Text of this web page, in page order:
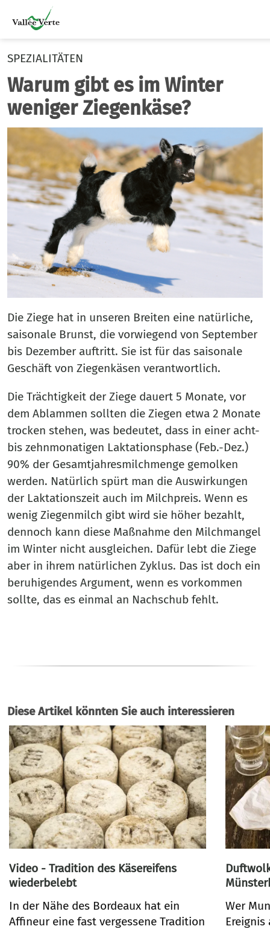
SPEZIALITÄTEN
Warum gibt es im Winter
weniger Ziegenkäse?
Die Ziege hat in unseren Breiten eine natürliche,
saisonale Brunst, die vorwiegend von September
bis Dezember auftritt. Sie ist für das saisonale
Geschäft von Ziegenkäsen verantwortlich.
Die Trächtigkeit der Ziege dauert 5 Monate, vor
dem Ablammen sollten die Ziegen etwa 2 Monate
trocken stehen, was bedeutet, dass in einer acht-
bis zehnmonatigen Laktationsphase (Feb.-Dez.)
90% der Gesamtjahresmilchmenge gemolken
werden. Natürlich spürt man die Auswirkungen
der Laktationszeit auch im Milchpreis. Wenn es
wenig Ziegenmilch gibt wird sie höher bezahlt,
dennoch kann diese Maßnahme den Milchmangel
im Winter nicht ausgleichen. Dafür lebt die Ziege
aber in ihrem natürlichen Zyklus. Das ist doch ein
beruhigendes Argument, wenn es vorkommen
sollte, das es einmal an Nachschub fehlt.
Diese Artikel könnten Sie auch interessieren
Video - Tradition des Käsereifens
wiederbelebt
In der Nähe des Bordeaux hat ein
Affineur eine fast vergessene Tradition
Wer